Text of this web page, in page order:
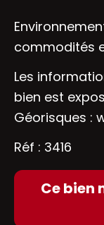
commodités
Les
bien est
Géorisques :
Réf : 3416
Ce bien